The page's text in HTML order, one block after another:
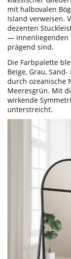
mit halbovalen
Island verweisen.
dezenten
— innenliegenden
prägend sind.
Die Farbpalette
Beige, Grau,
durch ozeanische
Meeresgrün. Mit
wirkende
unterstreicht.